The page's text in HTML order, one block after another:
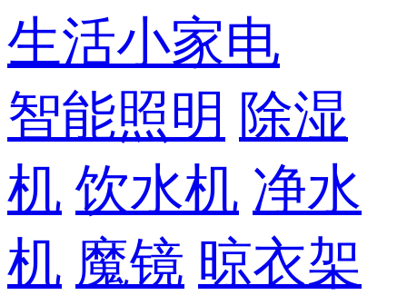
生活小家电
智能照明 除湿
机 饮水机 净水
机 魔镜 晾衣架